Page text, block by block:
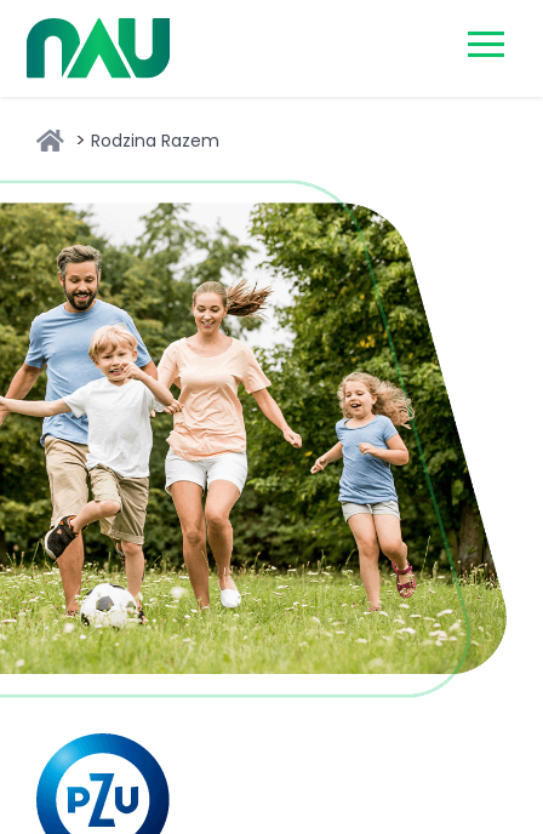
content
Rodzina Razem